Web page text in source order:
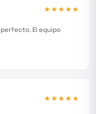
★★★★★
El equipo
★★★★★